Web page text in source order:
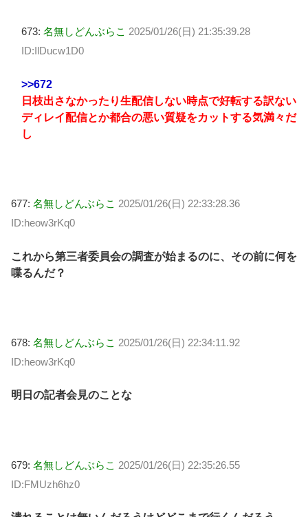
673: 名無しどんぶらこ 2025/01/26(日) 21:35:39.28
ID:IlDucw1D0
>>672
日枝出さなかったり生配信しない時点で好転する訳ない
ディレイ配信とか都合の悪い質疑をカットする気満々だ
し
677: 名無しどんぶらこ 2025/01/26(日) 22:33:28.36
ID:heow3rKq0
これから第三者委員会の調査が始まるのに、その前に何を
喋るんだ？
678: 名無しどんぶらこ 2025/01/26(日) 22:34:11.92
ID:heow3rKq0
明日の記者会見のことな
679: 名無しどんぶらこ 2025/01/26(日) 22:35:26.55
ID:FMUzh6hz0